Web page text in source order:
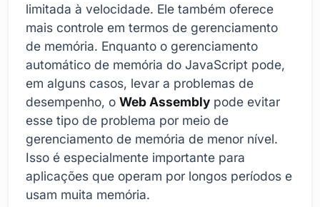
limitada à velocidade. Ele também oferece
mais controle em termos de gerenciamento
de memória. Enquanto o gerenciamento
automático de memória do JavaScript pode,
em alguns casos, levar a problemas de
desempenho, o Web Assembly pode evitar
esse tipo de problema por meio de
gerenciamento de memória de menor nível.
Isso é especialmente importante para
aplicações que operam por longos períodos e
usam muita memória.